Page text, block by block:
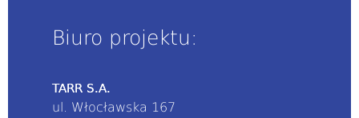
Biuro projektu:
TARR S.A.
ul. Włocławska 167